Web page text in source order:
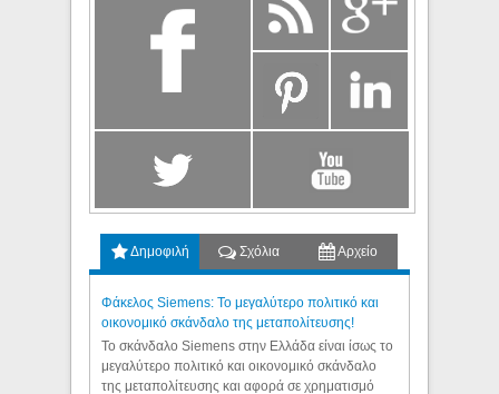
Δημοφιλή Σχόλια Αρχείο
Φάκελος Siemens: Το μεγαλύτερο πολιτικό και
οικονομικό σκάνδαλο της μεταπολίτευσης!
Το σκάνδαλο Siemens στην Ελλάδα είναι ίσως το
μεγαλύτερο πολιτικό και οικονομικό σκάνδαλο
της μεταπολίτευσης και αφορά σε χρηματισμό